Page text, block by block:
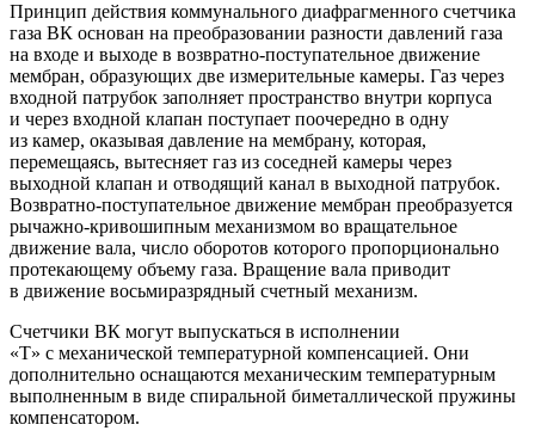
Принцип действия коммунального диафрагменного счетчика
газа ВК основан на преобразовании разности давлений газа
на входе и выходе в возвратно-поступательное движение
мембран, образующих две измерительные камеры. Газ через
входной патрубок заполняет пространство внутри корпуса
и через входной клапан поступает поочередно в одну
из камер, оказывая давление на мембрану, которая,
перемещаясь, вытесняет газ из соседней камеры через
выходной клапан и отводящий канал в выходной патрубок.
Возвратно-поступательное движение мембран преобразуется
рычажно-кривошипным механизмом во вращательное
движение вала, число оборотов которого пропорционально
протекающему объему газа. Вращение вала приводит
в движение восьмиразрядный счетный механизм.
Счетчики ВК могут выпускаться в исполнении
«Т» с механической температурной компенсацией. Они
дополнительно оснащаются механическим температурным
выполненным в виде спиральной биметаллической пружины
компенсатором.